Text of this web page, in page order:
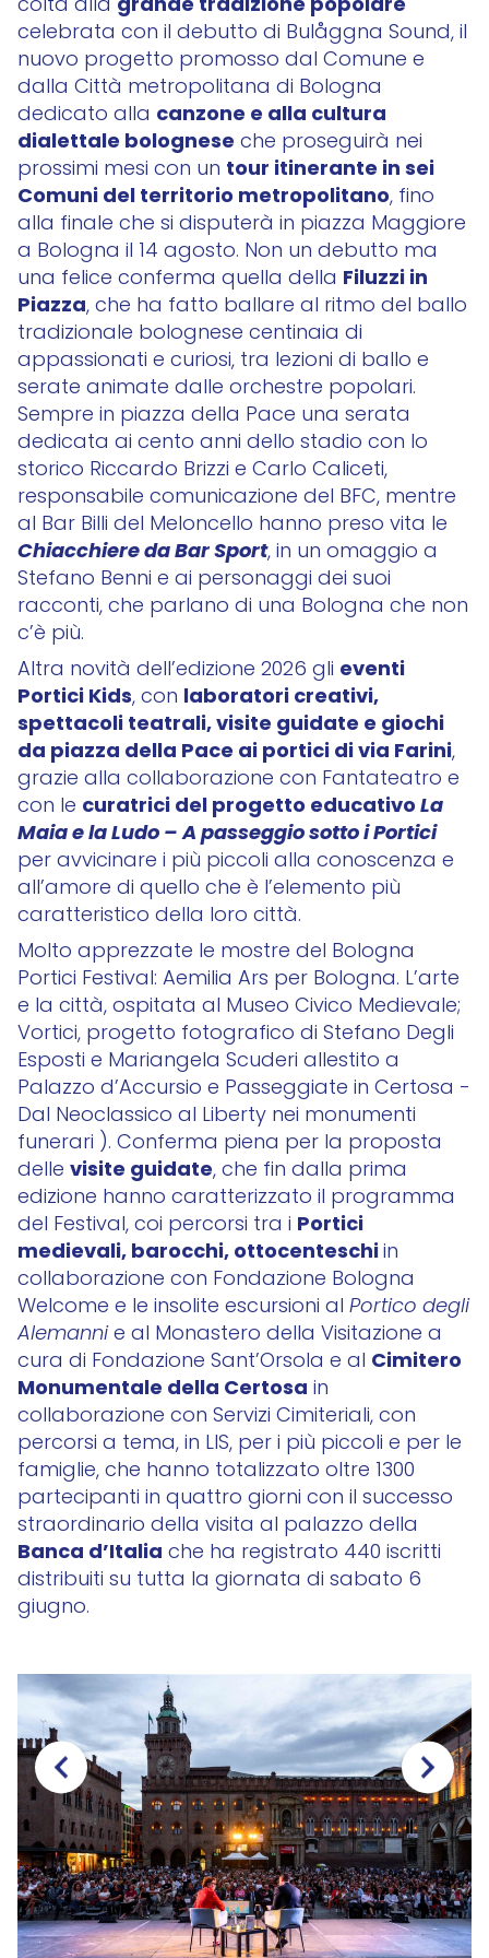
celebrata con il debutto di Bulåggna Sound, il
nuovo progetto promosso dal Comune e
dalla Città metropolitana di Bologna
dedicato alla canzone e alla cultura
dialettale bolognese che proseguirà nei
prossimi mesi con un tour itinerante in sei
Comuni del territorio metropolitano, fino
alla finale che si disputerà in piazza Maggiore
a Bologna il 14 agosto. Non un debutto ma
una felice conferma quella della Filuzzi in
Piazza, che ha fatto ballare al ritmo del ballo
tradizionale bolognese centinaia di
appassionati e curiosi, tra lezioni di ballo e
serate animate dalle orchestre popolari.
Sempre in piazza della Pace una serata
dedicata ai cento anni dello stadio con lo
storico Riccardo Brizzi e Carlo Caliceti,
responsabile comunicazione del BFC, mentre
al Bar Billi del Meloncello hanno preso vita le
Chiacchiere da Bar Sport, in un omaggio a
Stefano Benni e ai personaggi dei suoi
racconti, che parlano di una Bologna che non
c’è più.
Altra novità dell’edizione 2026 gli eventi
Portici Kids, con laboratori creativi,
spettacoli teatrali, visite guidate e giochi
da piazza della Pace ai portici di via Farini,
grazie alla collaborazione con Fantateatro e
con le curatrici del progetto educativoLa
Maia e la Ludo – A passeggio sotto i Portici
per avvicinare i più piccoli alla conoscenza e
all’amore di quello che è l’elemento più
caratteristico della loro città.
Molto apprezzate le mostre del Bologna
Portici Festival: Aemilia Ars per Bologna. L’arte
e la città, ospitata al Museo Civico Medievale;
Vortici, progetto fotografico di Stefano Degli
Esposti e Mariangela Scuderi allestito a
Palazzo d’Accursio e Passeggiate in Certosa -
Dal Neoclassico al Liberty nei monumenti
funerari ). Conferma piena per la proposta
delle visite guidate, che fin dalla prima
edizione hanno caratterizzato il programma
del Festival, coi percorsi tra i Portici
medievali, barocchi, ottocenteschiin
collaborazione con Fondazione Bologna
Welcome e le insolite escursioni al Portico degli
Alemannie al Monastero della Visitazione a
cura di Fondazione Sant’Orsola e al Cimitero
Monumentale della Certosa in
collaborazione con Servizi Cimiteriali, con
percorsi a tema, in LIS, per i più piccoli e per le
famiglie, che hanno totalizzato oltre 1300
partecipanti in quattro giorni con il successo
straordinario della visita al palazzo della
Banca d’Italia che ha registrato 440 iscritti
distribuiti su tutta la giornata di sabato 6
giugno.